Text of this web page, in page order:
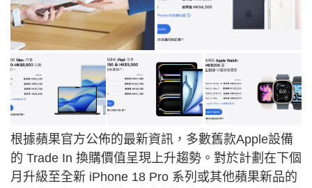
根據蘋果官方公佈的最新資訊，多數舊款Apple設備
的 Trade In 換購價值呈現上升趨勢。對於計劃在下個
月升級至全新 iPhone 18 Pro 系列或其他蘋果新品的